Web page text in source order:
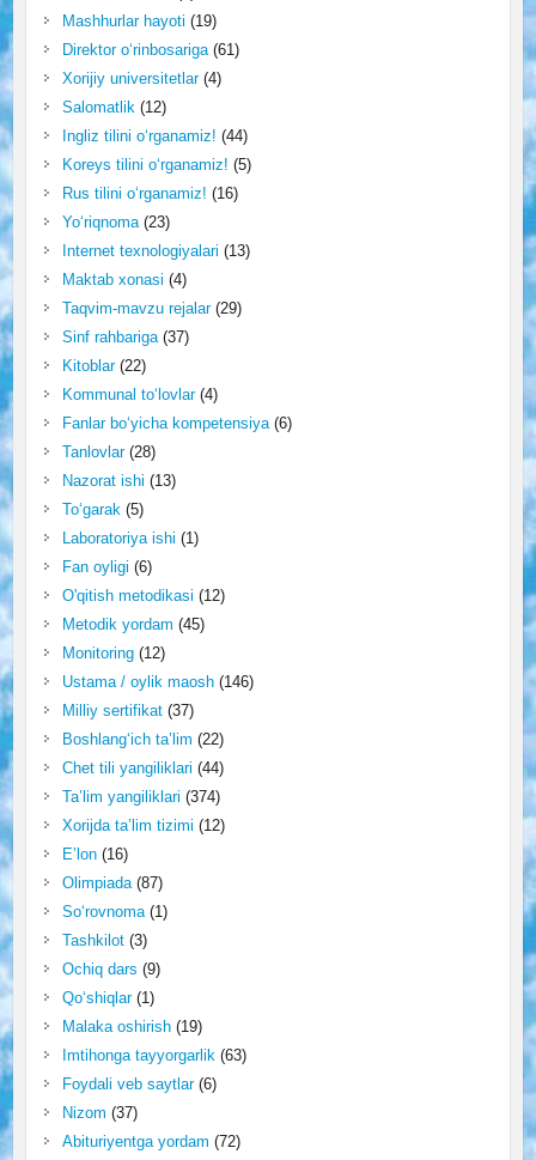
Mashhurlar hayoti (19)
Direktor o‘rinbosariga(61)
Xorijiy universitetlar(4)
Salomatlik(12)
Ingliz tilini o‘rganamiz! (44)
Koreys tilini o‘rganamiz! (5)
Rus tilini o‘rganamiz! (16)
Yo‘riqnoma(23)
Internet texnologiyalari (13)
Maktab xonasi (4)
Taqvim-mavzu rejalar(29)
Sinf rahbariga(37)
Kitoblar(22)
Kommunal to‘lovlar(4)
Fanlar bo‘yicha kompetensiya(6)
Tanlovlar(28)
Nazorat ishi (13)
To‘garak(5)
Laboratoriya ishi (1)
Fan oyligi (6)
O'qitish metodikasi (12)
Metodik yordam (45)
Monitoring(12)
Ustama / oylik maosh(146)
Milliy sertifikat(37)
Boshlang‘ich ta’lim (22)
Chet tili yangiliklari (44)
Ta’lim yangiliklari (374)
Xorijda ta’lim tizimi (12)
E’lon(16)
Olimpiada(87)
So‘rovnoma(1)
Tashkilot(3)
Ochiq dars (9)
Qo‘shiqlar(1)
Malaka oshirish(19)
Imtihonga tayyorgarlik(63)
Foydali veb saytlar(6)
Nizom (37)
Abituriyentga yordam (72)